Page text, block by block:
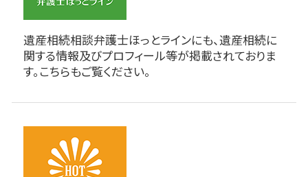
遺産相続相談弁護士ほっとラインにも、遺産相続に
関する情報及びプロフィール等が掲載されておりま
す。こちらもご覧ください。